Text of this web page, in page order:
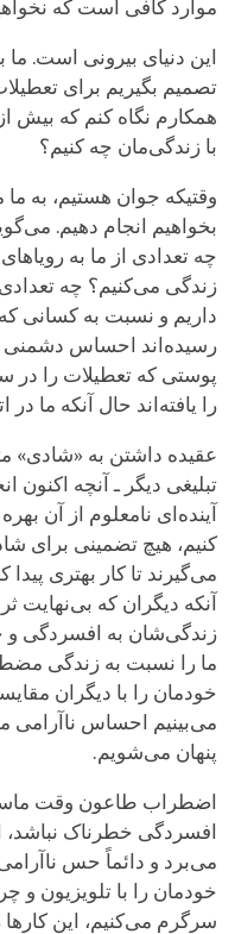
موارد کافی است که
این دنیای بیرونی است. ما
تصمیم بگیریم برای
همکارم نگاه کنم که بیش
با زندگی‌مان چه کنیم؟
وقتیکه جوان هستیم، به
بخواهیم انجام دهیم.
چه تعدادی از ما به
زندگی می‌کنیم؟ چه
داریم و نسبت به کسانی
رسیده‌اند احساس دشمنی
پوستی که تعطیلات را در
را یافته‌اند حال ‌آنکه ما در
عقیده داشتن به «شادی»
تبلیغی دیگر ـ آنچه
آینده‌ای نامعلوم از آن
کنیم، هیچ تضمینی برای
می‌گیرند تا کار بهتری پیدا
آنکه دیگران که بی‌نهایت
زندگی‌شان به افسردگی
ما را نسبت به زندگی
خودمان را با دیگران
می‌بینیم احساس ناآرامی
پنهان می‌شویم.
اضطراب طاعون وقت
افسردگی خطرناک نباشد،
می‌برد و دائماً حس
خودمان را با تلویزیون
سرگرم می‌کنیم، این کارها